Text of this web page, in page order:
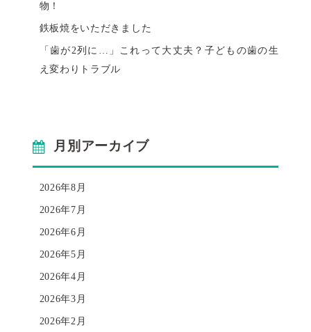
物！
鉄板焼をいただきました
「歯が2列に…」これって大丈夫？子どもの歯の生
え変わりトラブル
月別アーカイブ
2026年8月
2026年7月
2026年6月
2026年5月
2026年4月
2026年3月
2026年2月